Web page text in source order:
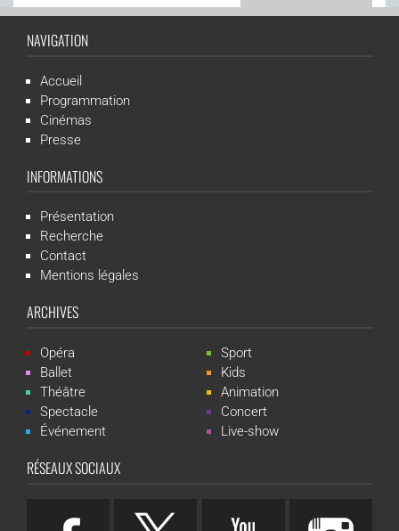
NAVIGATION
Accueil
Programmation
Cinémas
Presse
INFORMATIONS
Présentation
Recherche
Contact
Mentions légales
ARCHIVES
Opéra
Ballet
Théâtre
Spectacle
Événement
Sport
Kids
Animation
Concert
Live-show
RÉSEAUX SOCIAUX